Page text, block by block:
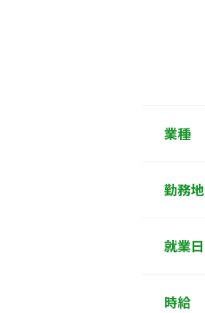
業種
勤務地
就業日
時給